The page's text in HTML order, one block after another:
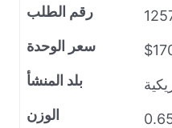
رقم الطلب
سعر الوحدة
بلد المنشأ
الوزن